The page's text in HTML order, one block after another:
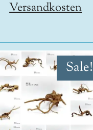
Versandkosten
Sale!